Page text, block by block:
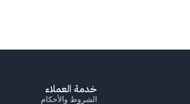
خدمة العملاء
الشروط والأحكام